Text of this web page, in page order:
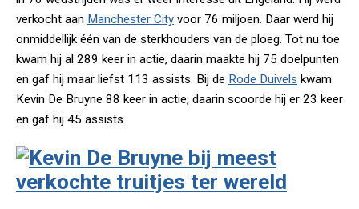
verkocht aan Manchester City voor 76 miljoen. Daar werd hij
onmiddellijk één van de sterkhouders van de ploeg. Tot nu toe
kwam hij al 289 keer in actie, daarin maakte hij 75 doelpunten
en gaf hij maar liefst 113 assists. Bij de Rode Duivels kwam
Kevin De Bruyne 88 keer in actie, daarin scoorde hij er 23 keer
en gaf hij 45 assists.